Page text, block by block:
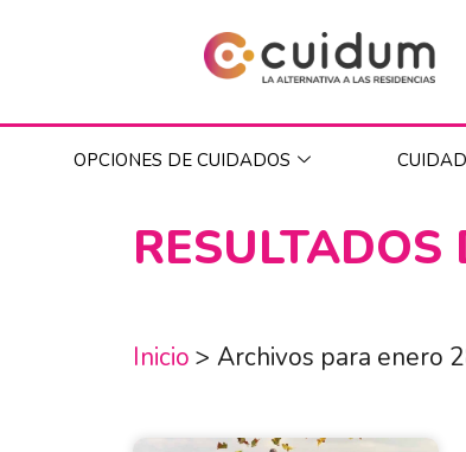
OPCIONES DE CUIDADOS
Inicio > Archivos para enero